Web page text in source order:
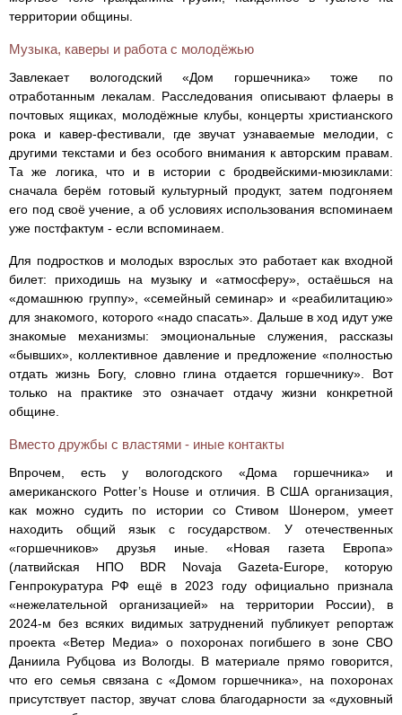
территории общины.
Музыка, каверы и работа с молодёжью
Завлекает вологодский «Дом горшечника» тоже по
отработанным лекалам. Расследования описывают флаеры в
почтовых ящиках, молодёжные клубы, концерты христианского
рока и кавер‑фестивали, где звучат узнаваемые мелодии, с
другими текстами и без особого внимания к авторским правам.
Та же логика, что и в истории с бродвейскими‑мюзиклами:
сначала берём готовый культурный продукт, затем подгоняем
его под своё учение, а об условиях использования вспоминаем
уже постфактум - если вспоминаем.
Для подростков и молодых взрослых это работает как входной
билет: приходишь на музыку и «атмосферу», остаёшься на
«домашнюю группу», «семейный семинар» и «реабилитацию»
для знакомого, которого «надо спасать». Дальше в ход идут уже
знакомые механизмы: эмоциональные служения, рассказы
«бывших», коллективное давление и предложение «полностью
отдать жизнь Богу, словно глина отдается горшечнику». Вот
только на практике это означает отдачу жизни конкретной
общине.
Вместо дружбы с властями - иные контакты
Впрочем, есть у вологодского «Дома горшечника» и
американского Potter’s House и отличия. В США организация,
как можно судить по истории со Стивом Шонером, умеет
находить общий язык с государством. У отечественных
«горшечников» друзья иные. «Новая газета Европа»
(латвийская НПО BDR Novaja Gazeta-Europe, которую
Генпрокуратура РФ ещё в 2023 году официально признала
«нежелательной организацией» на территории России), в
2024‑м без всяких видимых затруднений публикует репортаж
проекта «Ветер Медиа» о похоронах погибшего в зоне СВО
Даниила Рубцова из Вологды. В материале прямо говорится,
что его семья связана с «Домом горшечника», на похоронах
присутствует пастор, звучат слова благодарности за «духовный